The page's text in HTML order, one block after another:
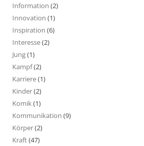
Information (2)
Innovation (1)
Inspiration (6)
Interesse(2)
Jung(1)
Kampf(2)
Karriere(1)
Kinder(2)
Komik(1)
Kommunikation (9)
Körper(2)
Kraft(47)